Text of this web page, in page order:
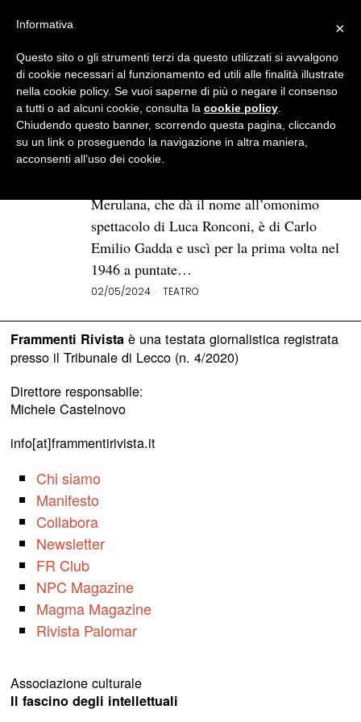
BROWSE TAG
Ronconi
I maestri: «Quer pasticciaccio
brutto de via Merulana» di Luca
Ronconi su RaiPlay
Merulana, che dà il nome all’omonimo
spettacolo di Luca Ronconi, è di Carlo
Emilio Gadda e uscì per la prima volta nel
1946 a puntate…
02/05/2024 TEATRO
Frammenti Rivistaè una testata giornalistica registrata
presso il Tribunale di Lecco (n. 4/2020)
Direttore responsabile:
Michele Castelnovo
info[at]frammentirivista.it
Chi siamo
Manifesto
Collabora
Newsletter
FR Club
NPC Magazine
Magma Magazine
Rivista Palomar
Associazione culturale
Il fascino degli intellettuali
×
Informativa
Questo sito o gli strumenti terzi da questo utilizzati si avvalgono
di cookie necessari al funzionamento ed utili alle finalità illustrate
nella cookie policy. Se vuoi saperne di più o negare il consenso
a tutti o ad alcuni cookie, consulta la cookie policy
Chiudendo questo banner, scorrendo questa pagina, cliccando
su un link o proseguendo la navigazione in altra maniera,
acconsenti all’uso dei cookie.